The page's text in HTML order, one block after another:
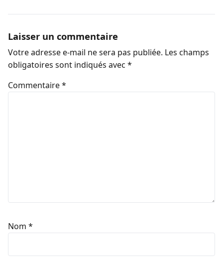
Laisser un commentaire
Votre adresse e-mail ne sera pas publiée. Les champs
obligatoires sont indiqués avec *
Commentaire*
Nom *